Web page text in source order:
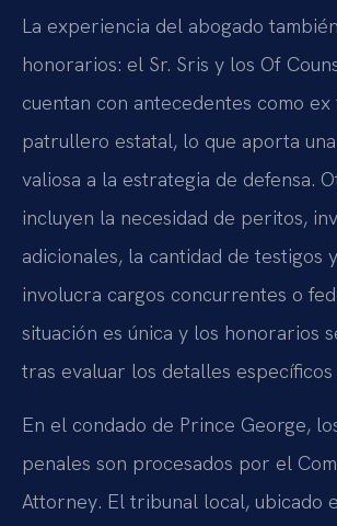
La experiencia del abogado
honorarios: el Sr. Sris y los Of
cuentan con antecedentes como ex
patrullero estatal, lo que aporta
valiosa a la estrategia de defensa.
incluyen la necesidad de peritos,
adicionales, la cantidad de testigos
involucra cargos concurrentes o
situación es única y los honorarios
tras evaluar los detalles específicos
En el condado de Prince George,
penales son procesados por el
Attorney. El tribunal local, ubicado